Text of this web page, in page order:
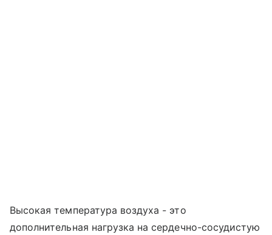
Высокая температура воздуха - это
дополнительная нагрузка на сердечно-сосудистую